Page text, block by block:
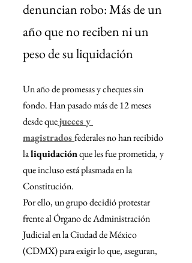
denuncian robo: Más de un
año que no reciben ni un
peso de su liquidación
Un año de promesas y cheques sin
fondo. Han pasado más de 12 meses
desde quejueces y
magistrados federales no han recibido
la liquidación que les fue prometida, y
que incluso está plasmada en la
Constitución.
Por ello, un grupo decidió protestar
frente al Órgano de Administración
Judicial en la Ciudad de México
(CDMX) para exigir lo que, aseguran,